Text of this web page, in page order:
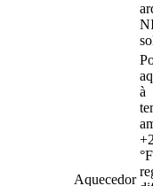
Aquecedor
à